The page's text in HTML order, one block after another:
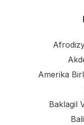
Amerika
Baklagil